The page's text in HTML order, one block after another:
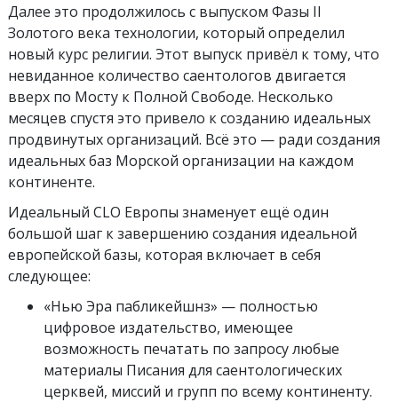
Далее это продолжилось с выпуском Фазы II
Золотого века технологии, который определил
новый курс религии. Этот выпуск привёл к тому, что
невиданное количество саентологов двигается
вверх по Мосту к Полной Свободе. Несколько
месяцев спустя это привело к созданию идеальных
продвинутых организаций. Всё это — ради создания
идеальных баз Морской организации на каждом
континенте.
Идеальный CLO Европы знаменует ещё один
большой шаг к завершению создания идеальной
европейской базы, которая включает в себя
следующее:
«Нью Эра пабликейшнз» — полностью
цифровое издательство, имеющее
возможность печатать по запросу любые
материалы Писания для саентологических
церквей, миссий и групп по всему континенту.